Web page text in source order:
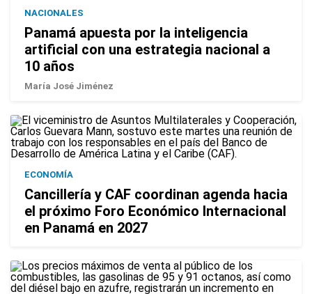
NACIONALES
Panamá apuesta por la inteligencia
artificial con una estrategia nacional a
10 años
María José Jiménez
ECONOMÍA
Cancillería y CAF coordinan agenda hacia
el próximo Foro Económico Internacional
en Panamá en 2027